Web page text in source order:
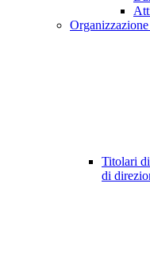
Organizzazione
Titolari
di